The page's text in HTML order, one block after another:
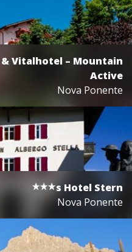
& Vitalhotel – Mountain
Active
Nova Ponente
s Hotel Stern
Nova Ponente